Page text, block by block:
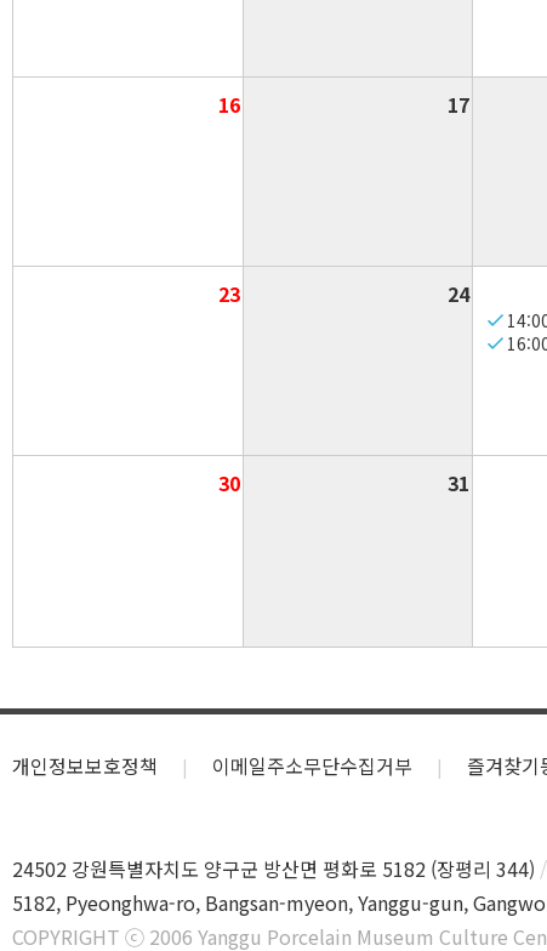
16 17
23 24
30 31
개인정보보호정책 이메일주소무단수집거부 즐겨찾기
24502 강원특별자치도 양구군 방산면 평화로 5182 (장평리 344)
5182, Pyeonghwa-ro, Bangsan-myeon, Yanggu-gun,
COPYRIGHT ⓒ 2006 Yanggu Porcelain Museum Culture